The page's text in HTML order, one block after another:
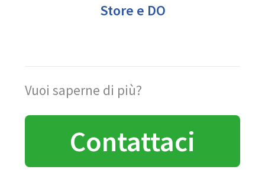
Store e DO
Vuoi saperne di più?
Contattaci